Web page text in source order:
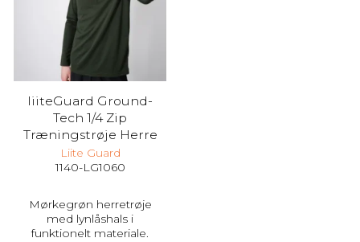
liiteGuard Ground-
Tech 1/4 Zip
Træningstrøje Herre
Liite Guard
1140-LG1060
Mørkegrøn herretrøje
med lynlåshals i
funktionelt materiale.